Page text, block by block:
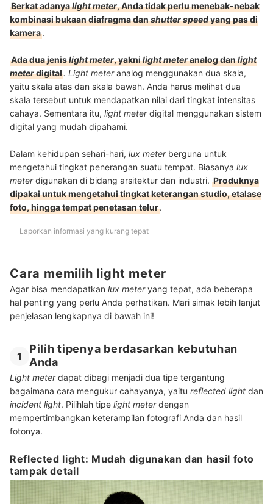
Berkat adanyalight meter, Anda tidak perlu menebak-nebak
kombinasi bukaan diafragma danshutter speedyang pas di
kamera.
Ada dua jenislight meter, yaknilight meteranalog danlight
meterdigital. Light meteranalog menggunakan dua skala,
yaitu skala atas dan skala bawah. Anda harus melihat dua
skala tersebut untuk mendapatkan nilai dari tingkat intensitas
cahaya. Sementara itu, light meterdigital menggunakan sistem
digital yang mudah dipahami.
Dalam kehidupan sehari-hari, lux meter berguna untuk
mengetahui tingkat penerangan suatu tempat. Biasanya lux
meterdigunakan di bidang arsitektur dan industri. Produknya
dipakai untuk mengetahui tingkat keterangan studio, etalase
foto, hingga tempat penetasan telur.
Laporkan informasi yang kurang tepat
Cara memilih light meter
Agar bisa mendapatkan lux meteryang tepat, ada beberapa
hal penting yang perlu Anda perhatikan. Mari simak lebih lanjut
penjelasan lengkapnya di bawah ini!
1
Pilih tipenya berdasarkan kebutuhan
Anda
Light meterdapat dibagi menjadi dua tipe tergantung
bagaimana cara mengukur cahayanya, yaitu reflected light dan
incident light. Pilihlah tipe light meterdengan
mempertimbangkan keterampilan fotografi Anda dan hasil
fotonya.
Reflected light: Mudah digunakan dan hasil foto
tampak detail